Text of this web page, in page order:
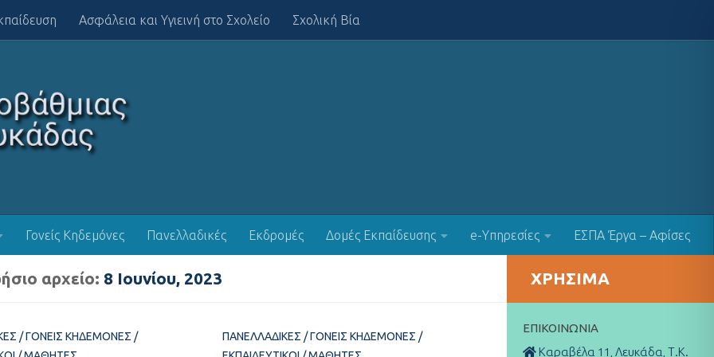
Ασφάλεια και Υγιεινή στο Σχολείο Σχολική Βία
Γονείς Κηδεμόνες Πανελλαδικές Εκδρομές Δομές Εκπαίδευσης e-Υπηρεσίες ΕΣΠΑ Έργα – Αφίσες
αρχείο: 8 Ιουνίου, 2023
/ΓΟΝΕΊΣ ΚΗΔΕΜΌΝΕΣ /
ΠΑΝΕΛΛΑΔΙΚΈΣ /ΓΟΝΕΊΣ ΚΗΔΕΜΌΝΕΣ /
ΧΡΉΣΙΜΑ
ΕΠΙΚΟΙΝΩΝΊΑ
Καραβέλα 11, Λευκάδα, Τ.Κ.